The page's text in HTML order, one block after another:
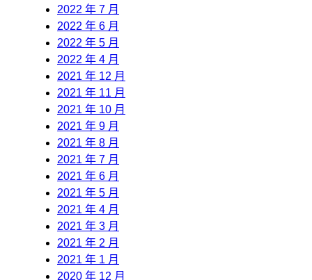
2022 年 7 月
2022 年 6 月
2022 年 5 月
2022 年 4 月
2021 年 12 月
2021 年 11 月
2021 年 10 月
2021 年 9 月
2021 年 8 月
2021 年 7 月
2021 年 6 月
2021 年 5 月
2021 年 4 月
2021 年 3 月
2021 年 2 月
2021 年 1 月
2020 年 12 月